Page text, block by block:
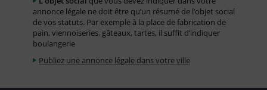
annonce légale ne doit être qu’un résumé de l’objet social
de vos statuts. Par exemple à la place de fabrication de
pain, viennoiseries, gâteaux, tartes, il suffit d’indiquer
boulangerie
Publiez une annonce légale dans votre ville